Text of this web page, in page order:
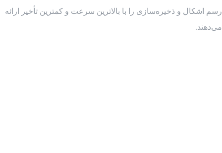
رسم اشکال و ذخیره‌سازی را با بالاترین سرعت و کمترین تأخیر ارائه
می‌دهند.